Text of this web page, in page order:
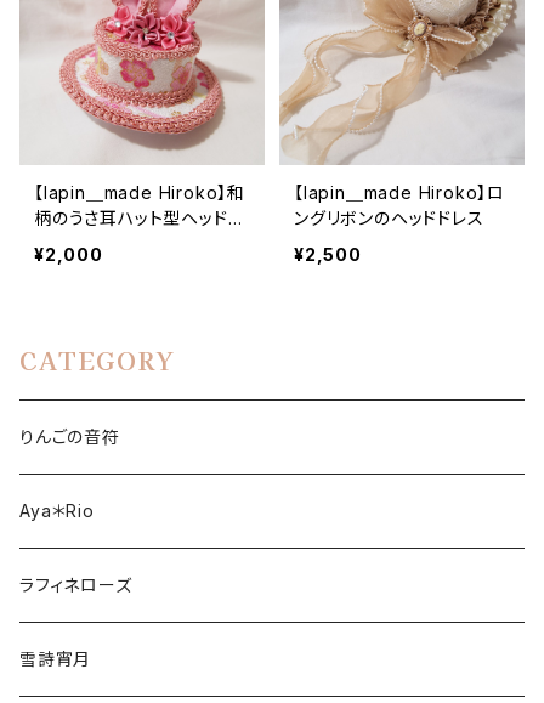
【lapin＿made Hiroko】和
柄のうさ耳ハット型ヘッドド
レス
¥2,000
【lapin＿made Hiroko】ロ
ングリボンのヘッドドレス
¥2,500
CATEGORY
りんごの音符
Aya＊Rio
ラフィネローズ
雪詩宵月